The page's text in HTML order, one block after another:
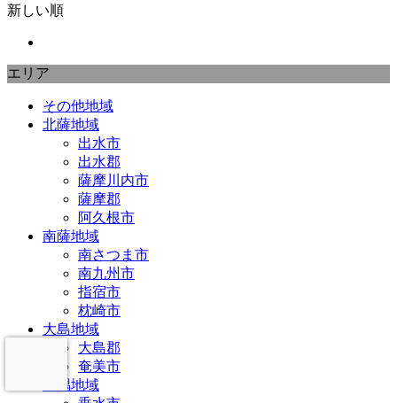
新しい順
エリア
その他地域
北薩地域
出水市
出水郡
薩摩川内市
薩摩郡
阿久根市
南薩地域
南さつま市
南九州市
指宿市
枕崎市
大島地域
大島郡
奄美市
大隅地域